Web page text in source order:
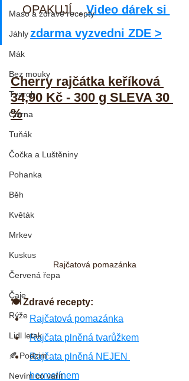
Maso a zdravé recepty
Jáhly
Mák
Bez mouky
Tvaroh
Cizrna
Tuňák
Čočka a Luštěniny
Pohanka
Běh
Květák
Mrkev
Kuskus
Červená řepa
Čaje
Rýže
Lidl letak
🍂 Podzim
Nevím co vařit
OPAKUJÍ... Video dárek si
zdarma vyzvedni ZDE >
Cherry rajčátka keříková
34,90 Kč - 300 g SLEVA 30
%
Rajčatová pomazánka
🍽 Zdravé recepty:
Rajčatová pomazánka
Rajčata plněná tvarůžkem
Rajčata plněná NEJEN
hermelínem